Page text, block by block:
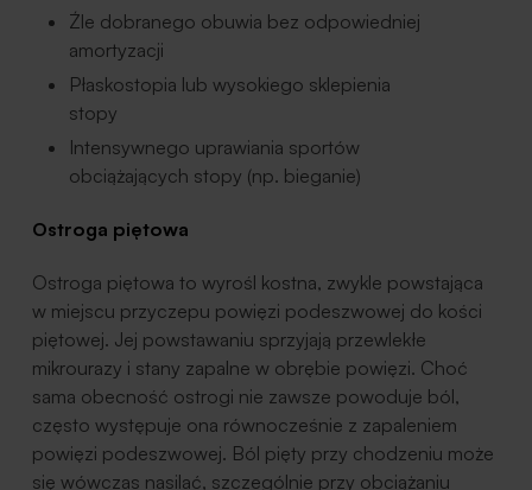
Źle dobranego obuwia bez odpowiedniej
amortyzacji
Płaskostopia lub wysokiego sklepienia
stopy
Intensywnego uprawiania sportów
obciążających stopy (np. bieganie)
Ostroga piętowa
Ostroga piętowa to wyrośl kostna, zwykle powstająca
w miejscu przyczepu powięzi podeszwowej do kości
piętowej. Jej powstawaniu sprzyjają przewlekłe
mikrourazy i stany zapalne w obrębie powięzi. Choć
sama obecność ostrogi nie zawsze powoduje ból,
często występuje ona równocześnie z zapaleniem
powięzi podeszwowej. Ból pięty przy chodzeniu może
się wówczas nasilać, szczególnie przy obciążaniu